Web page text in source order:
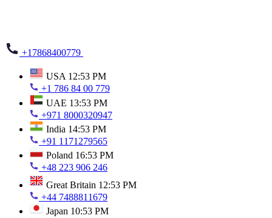
+17868400779
USA 12:53 PM
+1 786 84 00 779
UAE 13:53 PM
+971 8000320947
India 14:53 PM
+91 1171279565
Poland 16:53 PM
+48 223 906 246
Great Britain 12:53 PM
+44 7488811679
Japan 10:53 PM